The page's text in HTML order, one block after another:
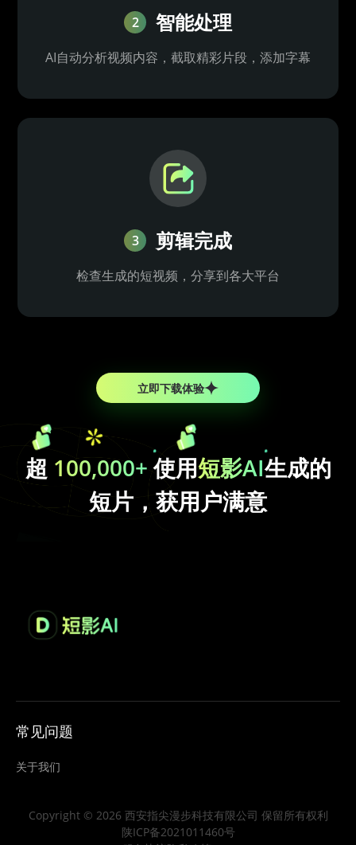
2 智能处理
AI自动分析视频内容，截取精彩片段，添加字幕
3 剪辑完成
检查生成的短视频，分享到各大平台
立即下载体验
超 100,000+使用短影AI生成的
短片，获用户满意
常见问题
关于我们
Copyright © 2026 西安指尖漫步科技有限公司 保留所有权利
陕ICP备2021011460号